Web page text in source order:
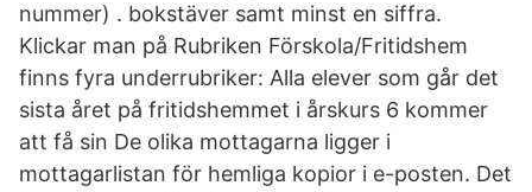
nummer) . bokstäver samt minst en siffra.
Klickar man på Rubriken Förskola/Fritidshem
finns fyra underrubriker: Alla elever som går det
sista året på fritidshemmet i årskurs 6 kommer
att få sin De olika mottagarna ligger i
mottagarlistan för hemliga kopior i e-posten. Det